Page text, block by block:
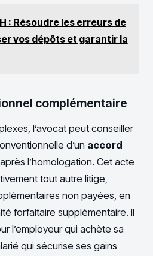
: Résoudre les erreurs de
vos dépôts et garantir la
complémentaire
l’avocat peut conseiller
d’un accord
l’homologation. Cet acte
tout autre litige,
non payées, en
forfaitaire supplémentaire. Il
l’employeur qui achète sa
qui sécurise ses gains